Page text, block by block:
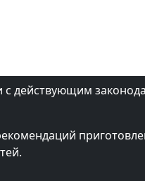
с действующим